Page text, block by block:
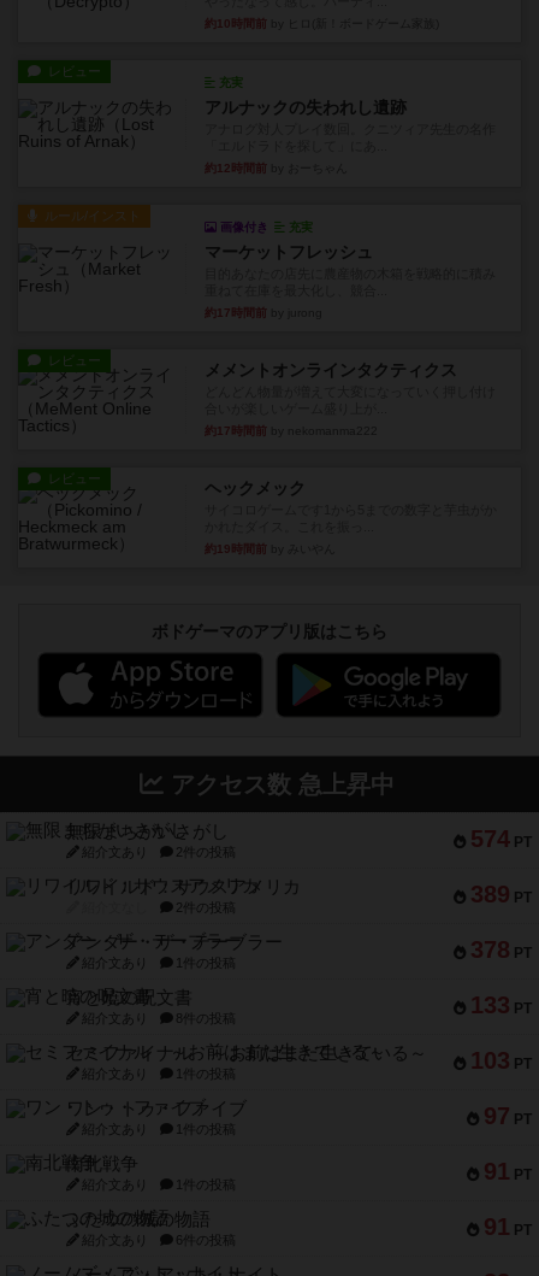
約10時間前
レビュー
充実
アルナックの失われし遺跡
約12時間前
ルール/インスト
画像付き 充実
マーケットフレッシュ
約17時間前
レビュー メメントオンラインタクティクス
約17時間前
レビュー ヘックメック
約19時間前
ボドゲーマのアプリ版はこちら
アクセス数 急上昇中
574 PT
無限まちがいさがし
紹介文あり 2件の投稿
389 PT
リワイルド：サウスアメリカ
2件の投稿
378 PT
アンダー・ザ・テーブラー
紹介文あり 1件の投稿
133 PT
宵と暁の呪文書
紹介文あり 8件の投稿
103 PT
セミファイナル ～お前はまだ生きている～
紹介文あり 1件の投稿
97 PT
ワン・トゥ・ファイブ
紹介文あり 1件の投稿
91 PT
南北戦争
紹介文あり 1件の投稿
91 PT
ふたつの城の物語
紹介文あり 6件の投稿